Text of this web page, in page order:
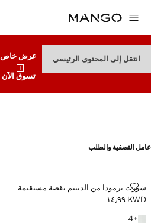
انتقل إلى المحتوى الرئيسي
عرض خاص
تسوق الآن
عامل التصفية والطلب
شورت برمودا من الدينيم بقصة مستقيمة
شورت برمودا من الدينيم بقصة مستقيمة
السعر الحالي [KWD ١٤٫٩٩ ]
KWD ١٤٫٩٩
+
4+4 المزيد من الألوان